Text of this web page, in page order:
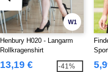
W1
Henbury H020 - Langarm
Rollkragenshirt
13,19 € -41%